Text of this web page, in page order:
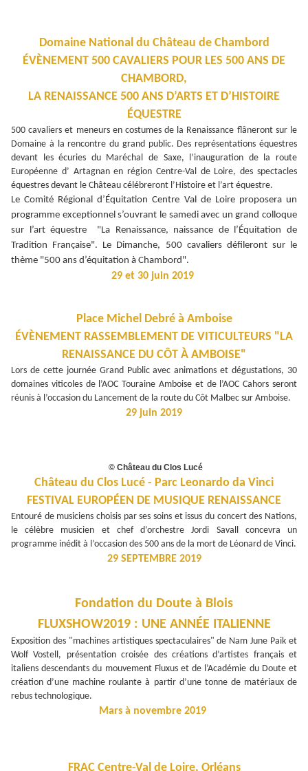
Domaine National du Château de Chambord
ÉVÈNEMENT 500 CAVALIERS POUR LES 500 ANS DE
CHAMBORD,
LA RENAISSANCE 500 ANS D’ARTS ET D’HISTOIRE
ÉQUESTRE
500 cavaliers et meneurs en costumes de la Renaissance flâneront sur le
Domaine à la rencontre du grand public. Des représentations équestres
devant les écuries du Maréchal de Saxe, l’inauguration de la route
Européenne d’ Artagnan en région Centre-Val de Loire, des spectacles
équestres devant le Château célébreront l’Histoire et l’art équestre.
Le Comité Régional d’Équitation Centre Val de Loire proposera un
programme exceptionnel s’ouvrant le samedi avec un grand colloque
sur l’art équestre "La Renaissance, naissance de l’Équitation de
Tradition Française". Le Dimanche, 500 cavaliers défileront sur le
thème "500 ans d’équitation à Chambord".
29 et 30 juin 2019
Place Michel Debré à Amboise
ÉVÈNEMENT RASSEMBLEMENT DE VITICULTEURS "LA
RENAISSANCE DU CÔT À AMBOISE"
Lors de cette journée Grand Public avec animations et dégustations, 30
domaines viticoles de l’AOC Touraine Amboise et de l’AOC Cahors seront
réunis à l’occasion du Lancement de la route du Côt Malbec sur Amboise.
29 juin 2019
© Château du Clos Lucé
Château du Clos Lucé - Parc Leonardo da Vinci
FESTIVAL EUROPÉEN DE MUSIQUE RENAISSANCE
Entouré de musiciens choisis par ses soins et issus du concert des Nations,
le célèbre musicien et chef d’orchestre Jordi Savall concevra un
programme inédit à l’occasion des 500 ans de la mort de Léonard de Vinci.
29 SEPTEMBRE 2019
Fondation du Doute à Blois
FLUXSHOW2019 : UNE ANNÉE ITALIENNE
Exposition des "machines artistiques spectaculaires" de Nam June Paik et
Wolf Vostell, présentation croisée des créations d’artistes français et
italiens descendants du mouvement Fluxus et de l’Académie du Doute et
création d’une machine roulante à partir d’une tonne de matériaux de
rebus technologique.
Mars à novembre 2019
FRAC Centre-Val de Loire, Orléans